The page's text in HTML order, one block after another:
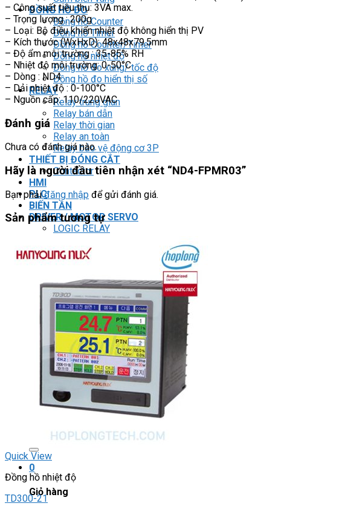
ĐỒNG HỒ ĐO
Đồng hồ Counter
Đồng hồ Timer
Đồng hồ Counter/Timer
Đồng hồ nhiệt độ
Đồng hồ đo xung/ tốc độ
Đồng hồ đo hiển thị số
RELAY
Relay trung gian
Relay bán dẫn
Relay thời gian
Relay an toàn
Relay bảo vệ động cơ 3P
THIẾT BỊ ĐÓNG CẮT
Contactor
HMI
PLC
BIẾN TẦN
DRIVER / MOTOR SERVO
LOGIC RELAY
BỘ NGUỒN DC
Robot KUKA
DRIVER / MOTOR STEP
ĐÈN BÁO
Đèn báo quay
Đèn báo panel tròn
Đèn báo tháp
Đèn báo khác
CHUYỂN MẠCH / NÚT NHẤN
Chuyển mạch có khóa
Công tắc dừng khẩn
Nút nhấn
Phích cắm / Ổ cắm / Công tắc
Can nhiệt
0
Giỏ hàng
– Công suất tiêu thụ: 3VA max.
– Trọng lượng : 200g
– Loại: Bộ điều khiển nhiệt độ không hiển thị PV
– Kích thước (WxHxD): 48x48x79.5mm
– Độ ẩm môi trường : 35-85% RH
– Nhiệt độ môi trường: 0-50°C
– Dòng : ND4
– Dải nhiệt độ : 0-100°C
– Nguồn cấp: 110/220VAC
Đánh giá
Chưa có đánh giá nào.
Hãy là người đầu tiên nhận xét “ND4-FPMR03”
Bạn phảiđăng nhập để gửi đánh giá.
Sản phẩm tương tự
Quick View
Đồng hồ nhiệt độ
TD300-21